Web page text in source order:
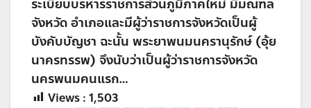
ระเบียบบรหารราชการส่วนภูมิภาคใหม่ มีมณฑล
จังหวัด อำเภอและมีผู้ว่าราชการจังหวัดเป็นผู้
บังคับบัญชา ฉะนั้น พระยาพนมนครานุรักษ์ (อุ้ย
นาครทรรพ) จึงนับว่าเป็นผู้ว่าราชการจังหวัด
นครพนมคนแรก…
Views : 1,503